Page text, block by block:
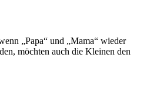
„Papa“ und „Mama“ wieder
möchten auch die Kleinen den